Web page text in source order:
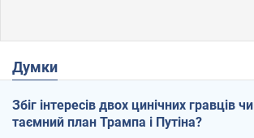
Думки
Збіг інтересів двох цинічних гравців чи
таємний план Трампа і Путіна?